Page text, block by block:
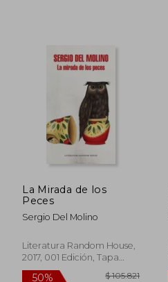
50%
La Mirada de los
Peces
Sergio Del Molino
Literatura Random House,
2017, 001 Edición, Tapa
Blanda, Nuevo